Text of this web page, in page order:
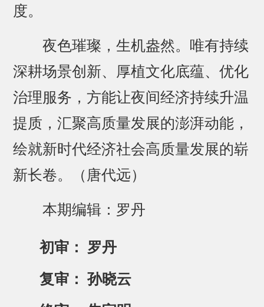
度。
夜色璀璨，生机盎然。唯有持续
深耕场景创新、厚植文化底蕴、优化
治理服务，方能让夜间经济持续升温
提质，汇聚高质量发展的澎湃动能，
绘就新时代经济社会高质量发展的崭
新长卷。（唐代远）
本期编辑：罗丹
初审： 罗丹
复审： 孙晓云